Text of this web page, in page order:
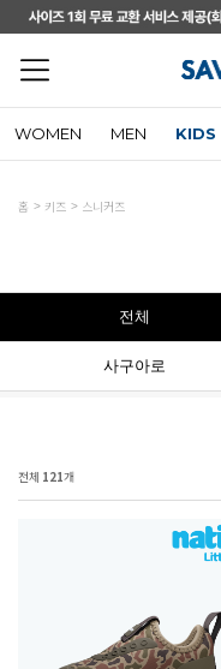
WOMEN MEN KIDS
홈 키즈 스니커즈
전체
사구아로
전체 121개